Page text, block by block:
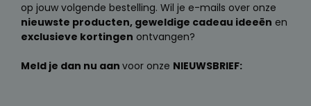
op jouw volgende bestelling. Wil je e-mails over onze
nieuwste producten, geweldige cadeau ideeën en
exclusieve kortingen ontvangen?
Meld je dan nu aan voor onze NIEUWSBRIEF: